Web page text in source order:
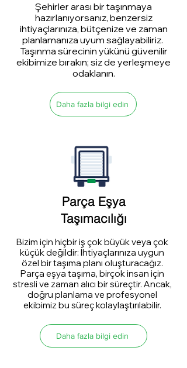
Şehirler arası bir taşınmaya
hazırlanıyorsanız, benzersiz
ihtiyaçlarınıza, bütçenize ve zaman
planlamanıza uyum sağlayabiliriz.
Taşınma sürecinin yükünü güvenilir
ekibimize bırakın; siz de yerleşmeye
odaklanın.
Daha fazla bilgi edin
Parça Eşya
Taşımacılığı
Bizim için hiçbir iş çok büyük veya çok
küçük değildir: İhtiyaçlarınıza uygun
özel bir taşıma planı oluşturacağız.
Parça eşya taşıma, birçok insan için
stresli ve zaman alıcı bir süreçtir. Ancak,
doğru planlama ve profesyonel
ekibimiz bu süreç kolaylaştırılabilir.
Daha fazla bilgi edin